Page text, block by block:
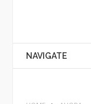
NAVIGATE